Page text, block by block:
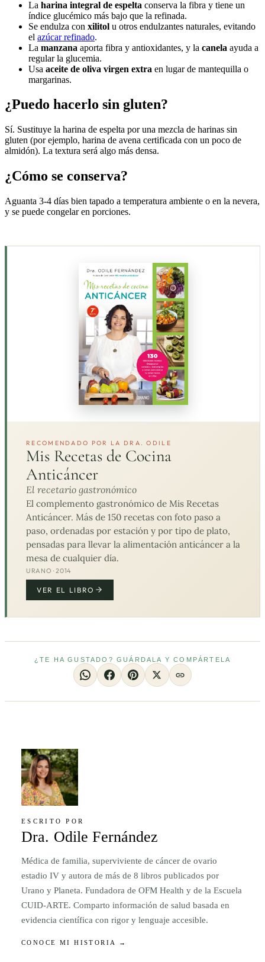
La harina integral de espelta conserva la fibra y tiene un
índice glucémico más bajo que la refinada.
Se endulza con xilitol u otros endulzantes naturales, evitando
el azúcar refinado.
La manzana aporta fibra y antioxidantes, y la canela ayuda a
regular la glucemia.
Usa aceite de oliva virgen extra en lugar de mantequilla o
margarinas.
¿Puedo hacerlo sin gluten?
Sí. Sustituye la harina de espelta por una mezcla de harinas sin
gluten (por ejemplo, harina de avena certificada con un poco de
almidón). La textura será algo más densa.
¿Cómo se conserva?
Aguanta 3-4 días bien tapado a temperatura ambiente o en la nevera,
y se puede congelar en porciones.
RECOMENDADO POR LA DRA. ODILE
Mis Recetas de Cocina
Anticáncer
El recetario gastronómico
El complemento gastronómico de Mis Recetas
Anticáncer. Más de 150 recetas con foto paso a
paso, ordenadas por estación y por tipo de plato,
pensadas para llevar la alimentación anticáncer a la
mesa de cualquier día.
URANO · 2014
VER EL LIBRO
¿TE HA GUSTADO? GUÁRDALA Y COMPÁRTELA
ESCRITO POR
Dra. Odile Fernández
Médica de familia, superviviente de cáncer de ovario
estadio IV y autora de más de 8 libros publicados por
Urano y Planeta. Fundadora de OFM Health y de la Escuela
CUID-ARTE. Comparto información de salud basada en
evidencia científica con rigor y lenguaje accesible.
CONOCE MI HISTORIA →